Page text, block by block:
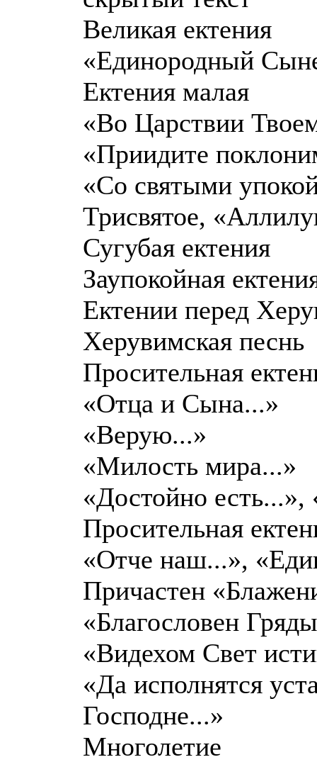
Великая ектения
«Единородный
Ектения малая
«Во Царствии
«Приидите
«Со святыми
Трисвятое,
Сугубая ектения
Заупокойная
Ектении перед
Херувимская песнь
Просительная
«Отца и Сына...»
«Верую...»
«Милость мира...»
«Достойно есть...»,
Просительная
«Отче наш...»,
Причастен
«Благословен
«Видехом Свет
«Да исполнятся
Господне...»
Многолетие